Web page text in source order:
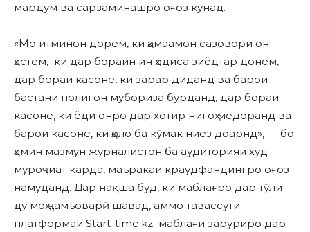
мардум ва сарзаминашро оғоз кунад.
«Мо итминон дорем, ки ҳамаамон сазовори он
ҳастем, ки дар бораин ин ҳодиса зиёдтар донем,
дар бораи касоне, ки зарар диданд ва барои
бастани полигон мубориза бурданд, дар бораи
касоне, ки ёди онро дар хотир нигоҳ медоранд ва
барои касоне, ки ҳоло ба кӯмак ниёз доарнд», — бо
ҳамин мазмун журналистон ба аудиторияи худ
муроҷиат карда, маъракаи краудфандингро оғоз
намуданд. Дар нақша буд, ки маблағро дар тӯли
ду моҳ ҷамъоварӣ шавад, аммо тавассути
платформаи Start-time.kz маблағи заруриро дар